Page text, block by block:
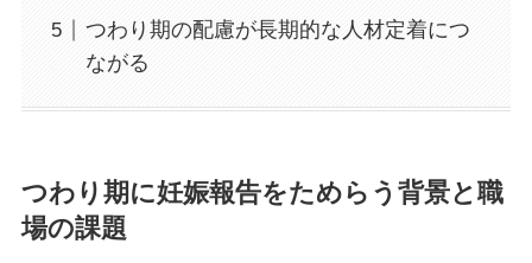
つわり期の配慮が長期的な人材定着につ
ながる
つわり期に妊娠報告をためらう背景と職
場の課題